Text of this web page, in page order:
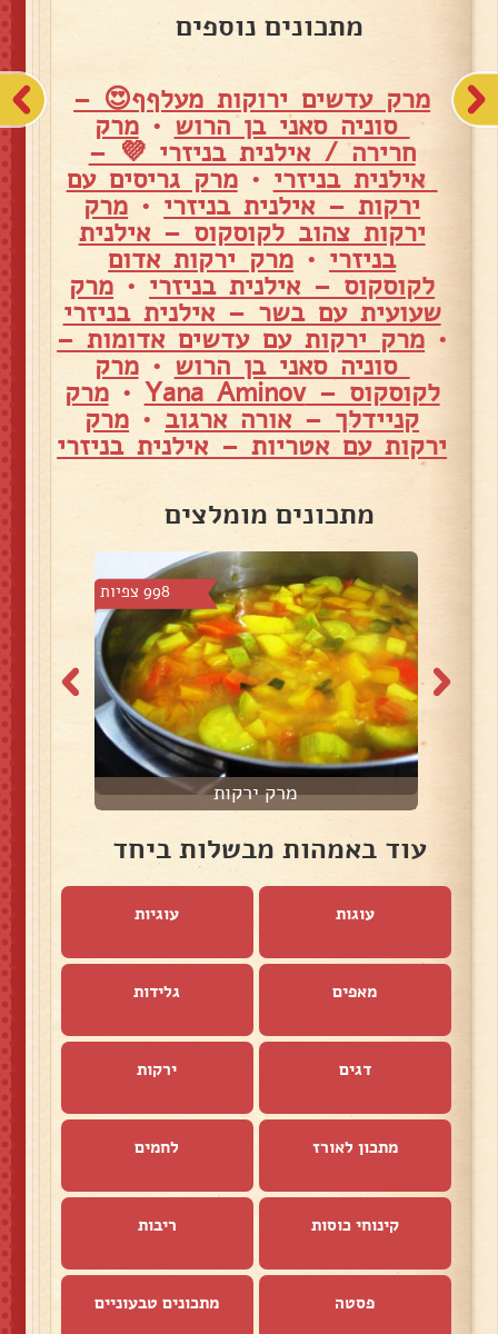
מתכונים נוספים
מרק עדשים ירוקות מעלףף😍 –
סוניה סאני בן הרוש •מרק
חרירה / אילנית בניזרי 💜 –
אילנית בניזרי •מרק גריסים עם
ירקות – אילנית בניזרי • מרק
ירקות צהוב לקוסקוס – אילנית
בניזרי • מרק ירקות אדום
לקוסקוס – אילנית בניזרי • מרק
שעועית עם בשר – אילנית בניזרי
• מרק ירקות עם עדשים אדומות –
סוניה סאני בן הרוש •מרק
לקוסקוס – Yana Aminov •מרק
קניידלך – אורה ארגוב • מרק
ירקות עם אטריות – אילנית בניזרי
מתכונים מומלצים
998 צפיות
מרק ירקות
עוד באמהות מבשלות ביחד
עוגות עוגיות
מאפים גלידות
דגים ירקות
מתכון לאורז לחמים
קינוחי כוסות ריבות
פסטה מתכונים טבעוניים